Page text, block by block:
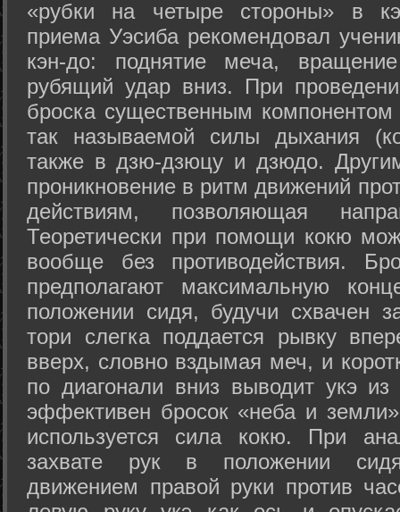
«рубки на четыре стороны» в
приема Уэсиба рекомендовал
кэн-до: поднятие меча,
рубящий удар вниз. При
броска существенным компонентом
так называемой силы дыхания
также в дзю-дзюцу и дзюдо.
проникновение в ритм движений
действиям, позволяющая
Теоретически при помощи кокю
вообще без противодействия.
предполагают максимальную
положении сидя, будучи схвачен
тори слегка поддается рывку
вверх, словно вздымая меч, и
по диагонали вниз выводит укэ
эффективен бросок «неба и
используется сила кокю. При
захвате рук в положении
движением правой руки против